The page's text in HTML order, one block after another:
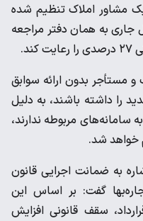
مشاور املاک تنظیم شده
جاری به همان دفتر مراجعه
و مستأجر بدون ارائه سوابق
را داشته باشند، به دلیل
سامانه‌های مربوطه ندارند،
خواهد شد.
به ضمانت اجرایی قانون
گفت: بر اساس این
سقف قانونی افزایش